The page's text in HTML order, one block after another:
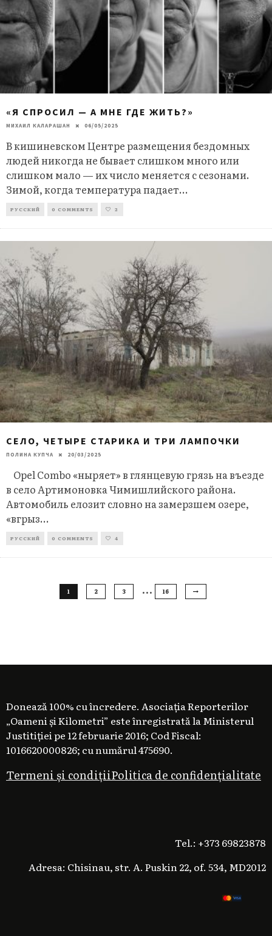
«Я СПРОСИЛ — А МНЕ ГДЕ ЖИТЬ?»
МИХАИЛ КАЛАРАШАН 06/05/2025
В кишиневском Центре размещения бездомных
людей никогда не бывает слишком много или
слишком мало — их число меняется с сезонами.
Зимой, когда температура падает...
РУССКИЙ 0 COMMENTS 2
СЕЛО, ЧЕТЫРЕ СТАРИКА И ТРИ ЛАМПОЧКИ
ПОЛИНА КУПЧА 20/03/2025
Opel Combo «ныряет» в глянцевую грязь на въезде
в село Артимоновка Чимишлийского района.
Автомобиль елозит словно на замерзшем озере,
«вгрыз...
РУССКИЙ 0 COMMENTS 4
1 2 3 … 16
Donează 100% cu încredere. Asociația Reporterilor
„Oameni și Kilometri” este înregistrată la Ministerul
Justitiției pe 12 februarie 2016; Cod Fiscal:
1016620000826; cu numărul 475690.
Termeni și condițiiPolitica de confidențialitate
Tel.: +373 69823878
Adresa: Chisinau, str. A. Puskin 22, of. 534, MD2012